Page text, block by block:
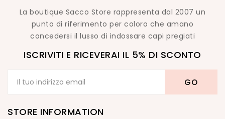
La boutique Sacco Store rappresenta dal 2007 un
punto di riferimento per coloro che amano
concedersi il lusso di indossare capi pregiati
ISCRIVITI E RICEVERAI IL 5% DI SCONTO
STORE INFORMATION